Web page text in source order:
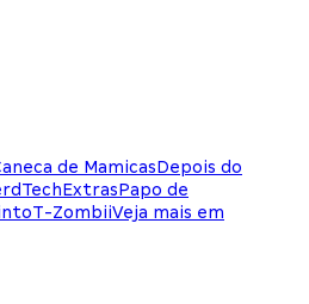
de MamicasDepois do
ExtrasPapo de
T-ZombiiVeja mais em